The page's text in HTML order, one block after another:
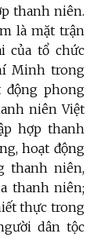
thanh niên.
là mặt trận
của tổ chức
Minh trong
động phong
niên Việt
hợp thanh
hoạt động
thanh niên,
thanh niên;
thực trong
dân tộc